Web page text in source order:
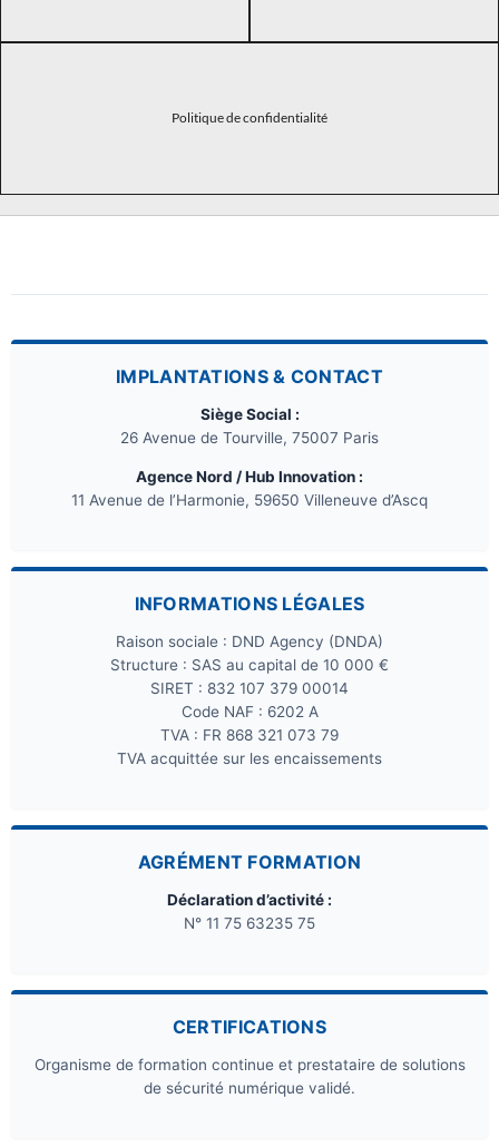
Politique de confidentialité
IMPLANTATIONS & CONTACT
Siège Social :
26 Avenue de Tourville, 75007 Paris
Agence Nord / Hub Innovation :
11 Avenue de l’Harmonie, 59650 Villeneuve d’Ascq
INFORMATIONS LÉGALES
Raison sociale : DND Agency (DNDA)
Structure : SAS au capital de 10 000 €
SIRET : 832 107 379 00014
Code NAF : 6202 A
TVA : FR 868 321 073 79
TVA acquittée sur les encaissements
AGRÉMENT FORMATION
Déclaration d’activité :
N° 11 75 63235 75
CERTIFICATIONS
Organisme de formation continue et prestataire de solutions
de sécurité numérique validé.